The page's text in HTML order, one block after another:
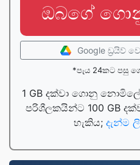
ඔබගේ
Google ඩ්‍රයිව්
*පැය 24කට පසු
1 GB දක්වා ගොනු
පරිශීලකයින්ට 100 GB
හැකිය; දැන්ම